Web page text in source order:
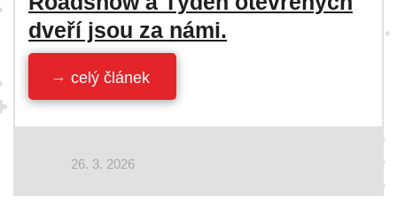
dveří jsou za námi.
celý článek
26. 3. 2026